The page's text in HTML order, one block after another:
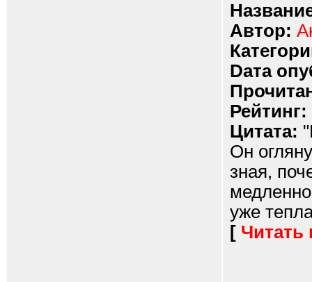
Автор:
Dата
Рейтинг:
Цитата:
Он
зная,
медленно
уже
[ Читать